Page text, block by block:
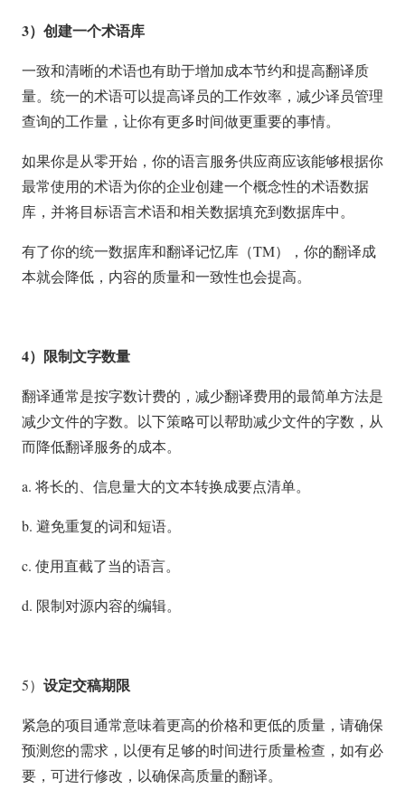
3）创建一个术语库
一致和清晰的术语也有助于增加成本节约和提高翻译质
量。统一的术语可以提高译员的工作效率，减少译员管理
查询的工作量，让你有更多时间做更重要的事情。
如果你是从零开始，你的语言服务供应商应该能够根据你
最常使用的术语为你的企业创建一个概念性的术语数据
库，并将目标语言术语和相关数据填充到数据库中。
有了你的统一数据库和翻译记忆库（TM），你的翻译成
本就会降低，内容的质量和一致性也会提高。
4）限制文字数量
翻译通常是按字数计费的，减少翻译费用的最简单方法是
减少文件的字数。以下策略可以帮助减少文件的字数，从
而降低翻译服务的成本。
a. 将长的、信息量大的文本转换成要点清单。
b. 避免重复的词和短语。
c. 使用直截了当的语言。
d. 限制对源内容的编辑。
5） 设定交稿期限
紧急的项目通常意味着更高的价格和更低的质量，请确保
预测您的需求，以便有足够的时间进行质量检查，如有必
要，可进行修改，以确保高质量的翻译。